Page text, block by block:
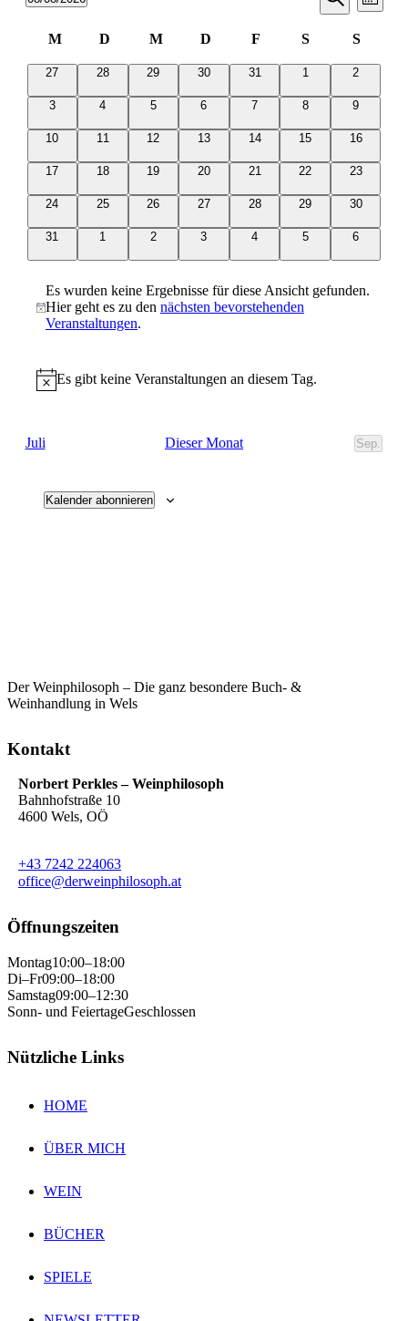
Suche
und
Suche
wählen.
Kalender
von
Veranstaltungen
M
D
M
D
F
S
S
0
27
0
28
0
29
0
30
0
31
01
0
2
0
3
0
4
0
5
0
6
0
7
0
8
0
9
010
011
012
013
014
015
016
017
018
019
0
20
0
21
0
22
0
23
0
24
0
25
0
26
0
27
0
28
0
29
0
30
0
31
01
0
2
0
3
0
4
0
5
0
6
Hinweis
Es wurden keine Ergebnisse für diese Ansicht gefunden.
Hier geht es zu den nächsten bevorstehenden
Veranstaltungen.
Hinweis
Es gibt keine Veranstaltungen an diesem Tag.
Juli Dieser Monat Sep.
Kalender abonnieren
Der Weinphilosoph – Die ganz besondere Buch- &
Weinhandlung in Wels
Kontakt
Norbert Perkles – Weinphilosoph
Bahnhofstraße 10
4600 Wels, OÖ
+43 7242 224063
office@derweinphilosoph.at
Öffnungszeiten
Montag10:00–18:00
Di–Fr09:00–18:00
Samstag09:00–12:30
Sonn- und FeiertageGeschlossen
Nützliche Links
HOME
ÜBER MICH
WEIN
BÜCHER
SPIELE